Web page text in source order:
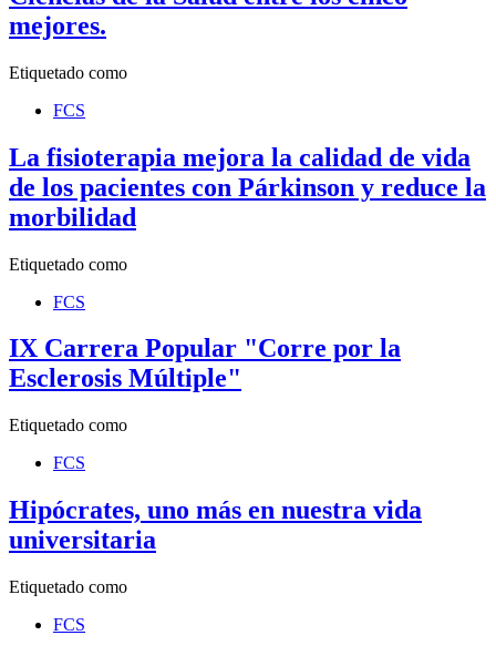
mejores.
Etiquetado como
FCS
La fisioterapia mejora la calidad de vida
de los pacientes con Párkinson y reduce la
morbilidad
Etiquetado como
FCS
IX Carrera Popular "Corre por la
Esclerosis Múltiple"
Etiquetado como
FCS
Hipócrates, uno más en nuestra vida
universitaria
Etiquetado como
FCS